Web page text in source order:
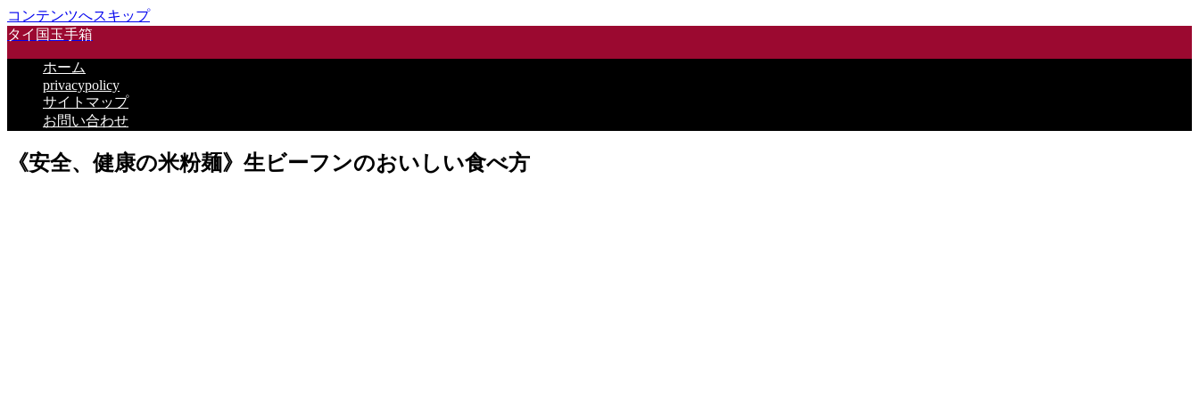
コンテンツへスキップ
タイ国玉手箱
ホーム
privacypolicy
サイトマップ
お問い合わせ
《安全、健康の米粉麺》生ビーフンのおいしい食べ方